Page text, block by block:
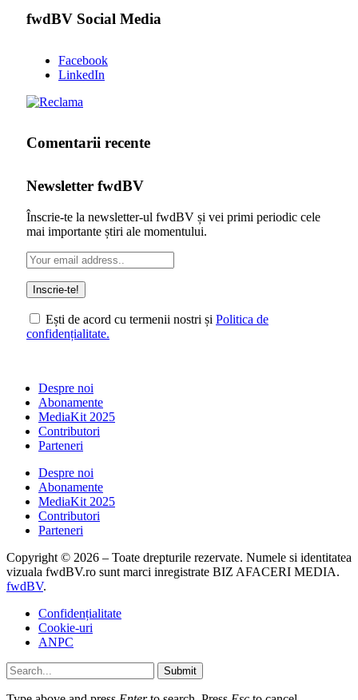
fwdBV Social Media
Facebook
LinkedIn
Comentarii recente
Newsletter fwdBV
Înscrie-te la newsletter-ul fwdBV și vei primi periodic cele
mai importante știri ale momentului.
Ești de acord cu termenii nostri și Politica de
confidențialitate.
Despre noi
Abonamente
MediaKit 2025
Contributori
Parteneri
Despre noi
Abonamente
MediaKit 2025
Contributori
Parteneri
Copyright © 2026 – Toate drepturile rezervate. Numele si identitatea
vizuala fwdBV.ro sunt marci inregistrate BIZ AFACERI MEDIA.
fwdBV.
Confidențialitate
Cookie-uri
ANPC
Submit